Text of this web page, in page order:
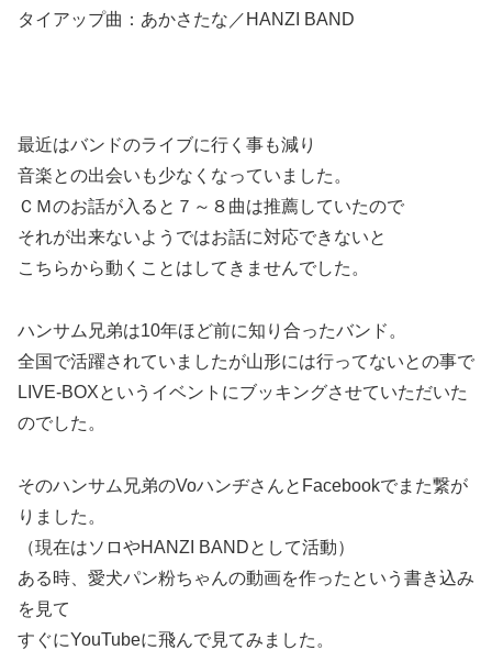
タイアップ曲：あかさたな／HANZI BAND
最近はバンドのライブに行く事も減り
音楽との出会いも少なくなっていました。
ＣＭのお話が入ると７～８曲は推薦していたので
それが出来ないようではお話に対応できないと
こちらから動くことはしてきませんでした。
ハンサム兄弟は10年ほど前に知り合ったバンド。
全国で活躍されていましたが山形には行ってないとの事で
LIVE-BOXというイベントにブッキングさせていただいた
のでした。
そのハンサム兄弟のVoハンヂさんとFacebookでまた繋が
りました。
（現在はソロやHANZI BANDとして活動）
ある時、愛犬パン粉ちゃんの動画を作ったという書き込み
を見て
すぐにYouTubeに飛んで見てみました。